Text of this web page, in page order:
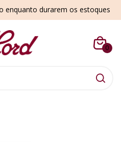
enquanto durarem os estoques
0